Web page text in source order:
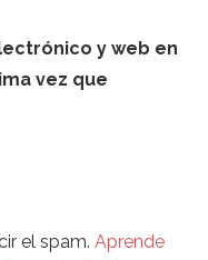
y web en
vez que
el spam. Aprende